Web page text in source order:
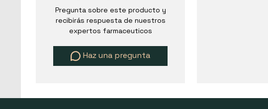
Pregunta sobre este producto y
recibirás respuesta de nuestros
expertos farmaceuticos
Haz una pregunta